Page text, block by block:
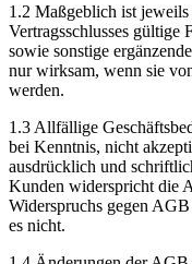
1.2 Maßgeblich ist
Vertragsschlusses gültige
sowie sonstige
nur wirksam, wenn sie
werden.
1.3 Allfällige
bei Kenntnis, nicht
ausdrücklich und
Kunden widerspricht die
Widerspruchs gegen
es nicht.